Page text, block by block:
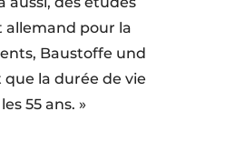
allemand pour la
Baustoffe und
la durée de vie
55 ans. »